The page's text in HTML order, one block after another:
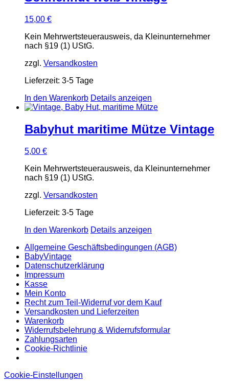
15,00 €
Kein Mehrwertsteuerausweis, da Kleinunternehmer
nach §19 (1) UStG.
zzgl. Versandkosten
Lieferzeit: 3-5 Tage
In den Warenkorb Details anzeigen
Babyhut maritime Mütze Vintage
5,00 €
Kein Mehrwertsteuerausweis, da Kleinunternehmer
nach §19 (1) UStG.
zzgl. Versandkosten
Lieferzeit: 3-5 Tage
In den Warenkorb Details anzeigen
Allgemeine Geschäftsbedingungen (AGB)
BabyVintage
Datenschutzerklärung
Impressum
Kasse
Mein Konto
Recht zum Teil-Widerruf vor dem Kauf
Versandkosten und Lieferzeiten
Warenkorb
Widerrufsbelehrung & Widerrufsformular
Zahlungsarten
Cookie-Richtlinie
Cookie-Einstellungen